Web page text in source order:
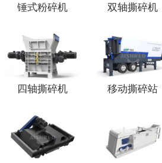
锤式粉碎机 双轴撕碎机
四轴撕碎机 移动撕碎站